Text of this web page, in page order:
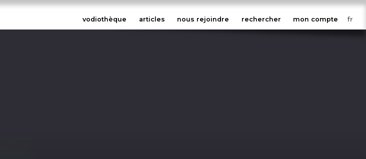
vodiothèque articles nous rejoindre rechercher mon compte